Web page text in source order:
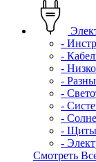
-
-
-
-
-
-
-
-
-
Смотреть